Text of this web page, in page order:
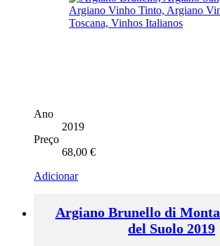
Ano
2019
Preço
68,00 €
Adicionar
Argiano Brunello di
del Suolo 2019